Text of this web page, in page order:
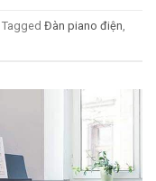
Tagged Đàn piano điện